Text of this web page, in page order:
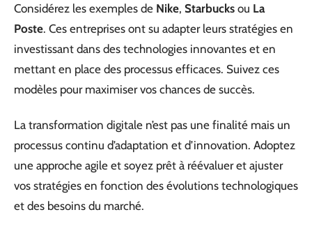
Considérez les exemples de Nike, Starbucks ou La
Poste. Ces entreprises ont su adapter leurs stratégies en
investissant dans des technologies innovantes et en
mettant en place des processus efficaces. Suivez ces
modèles pour maximiser vos chances de succès.
La transformation digitale n’est pas une finalité mais un
processus continu d’adaptation et d’innovation. Adoptez
une approche agile et soyez prêt à réévaluer et ajuster
vos stratégies en fonction des évolutions technologiques
et des besoins du marché.